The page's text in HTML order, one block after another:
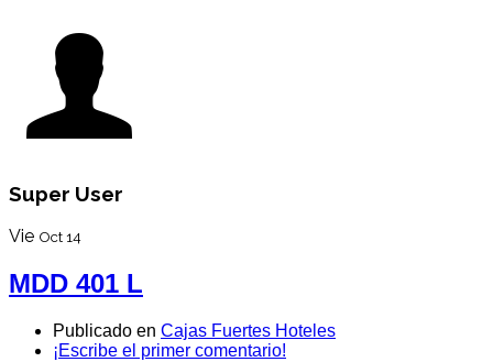
Super User
Vie Oct 14
MDD 401 L
Publicado en Cajas Fuertes Hoteles
¡Escribe el primer comentario!